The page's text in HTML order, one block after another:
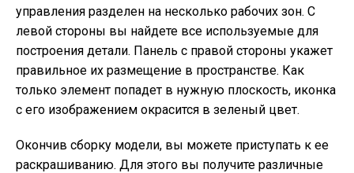
управления разделен на несколько рабочих зон. С
левой стороны вы найдете все используемые для
построения детали. Панель с правой стороны укажет
правильное их размещение в пространстве. Как
только элемент попадет в нужную плоскость, иконка
с его изображением окрасится в зеленый цвет.
Окончив сборку модели, вы можете приступать к ее
раскрашиванию. Для этого вы получите различные